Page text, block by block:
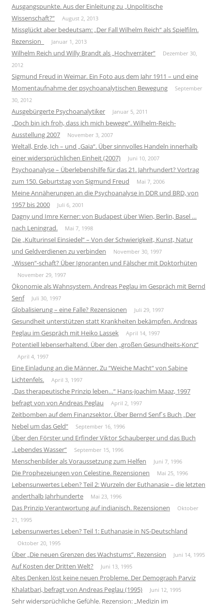
Ausgangspunkte. Aus der Einleitung zu „Unpolitische
Wissenschaft?“
August 2, 2013
Missglückt aber bedeutsam: „Der Fall Wilhelm Reich“ als Spielfilm.
Rezension
Januar 1, 2013
Wilhelm Reich und Willy Brandt als „Hochverräter“
Dezember 30,
2012
Sigmund Freud in Weimar. Ein Foto aus dem Jahr 1911 – und eine
Momentaufnahme der psychoanalytischen Bewegung
September
30, 2012
Ausgebürgerte Psychoanalytiker Januar 5, 2011
„Doch bin ich froh, dass ich mich bewege“. Wilhelm-Reich-
Ausstellung 2007
November 3, 2007
Weltall, Erde, Ich – und „Gaia“. Über sinnvolles Handeln innerhalb
einer widersprüchlichen Einheit (2007)
Juni 10, 2007
Psychoanalyse – Überlebenshilfe für das 21. Jahrhundert? Vortrag
zum 150. Geburtstag von Sigmund Freud
Mai 7, 2006
Meine Annäherungen an die Psychoanalyse in DDR und BRD, von
1957 bis 2000
Juli 6, 2001
Dagny und Imre Kerner: von Budapest über Wien, Berlin, Basel …
nach Leningrad.
Mai 7, 1998
Die „Kulturinsel Einsiedel“ – Von der Schwierigkeit, Kunst, Natur
und Geldverdienen zu verbinden
November 30, 1997
„Wissen“-schaft? Über Ignoranten und Fälscher mit Doktorhüten
November 29, 1997
Ökonomie als Wahnsystem. Andreas Peglau im Gespräch mit Bernd
Senf
Juli 30, 1997
Globalisierung – eine Falle? Rezensionen Juli 29, 1997
Gesundheit unterstützen statt Krankheiten bekämpfen. Andreas
Peglau im Gespräch mit Heiko Lassek
April 14, 1997
Potentiell lebenserhaltend. Über den „großen Gesundheits-Konz“
April 4, 1997
Eine Einladung an die Männer. Zu “Weiche Macht“ von Sabine
Lichtenfels.
April 3, 1997
„Das therapeutische Prinzip leben…“ Hans-Joachim Maaz, 1997
befragt von von Andreas Peglau
April 2, 1997
Zeitbomben auf dem Finanzsektor. Über Bernd Senf´s Buch „Der
Nebel um das Geld“
September 16, 1996
Über den Förster und Erfinder Viktor Schauberger und das Buch
„Lebendes Wasser“
September 15, 1996
Menschenbilder als Voraussetzung zum Helfen Juni 7, 1996
Die Prophezeiungen von Celestine. Rezensionen Mai 25, 1996
Lebensunwertes Leben? Teil 2: Wurzeln der Euthanasie – die letzten
anderthalb Jahrhunderte
Mai 23, 1996
Das Prinzip Verantwortung auf indianisch. Rezensionen
Oktober
21, 1995
Lebensunwertes Leben? Teil 1: Euthanasie in NS-Deutschland
Oktober 20, 1995
Über „Die neuen Grenzen des Wachstums“. Rezension Juni 14, 1995
Auf Kosten der Dritten Welt? Juni 13, 1995
Altes Denken löst keine neuen Probleme. Der Demograph Parviz
Khalatbari, befragt von Andreas Peglau (1995)
Juni 12, 1995
Sehr widersprüchliche Gefühle. Rezension: „Medizin im